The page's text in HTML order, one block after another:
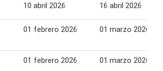
10 abril 2026 16 abril 2026
01 febrero 2026 01 marzo 2026
01 febrero 2026 01 marzo 2026